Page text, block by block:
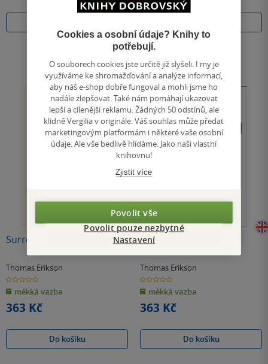
Surrounded by Idiots
Thomas Erikson
0.0
z
5
hvězdiček
měkká vazba
363 Kč
Do košíku
Surrounded by Liars
Thomas Erikson
0.0
z
5
hvězdiček
měkká vazba
363 Kč
Do košíku
Cookies a osobní údaje? Knihy to
potřebují.
O souborech cookies jste určitě již slyšeli. I my je
využíváme ke shromažďování a analýze informací,
aby náš e-shop dobře fungoval a mohli jsme ho
nadále zlepšovat. Také nám pomáhají ukazovat
lepší a cílenější reklamu. Žádných 50 odstínů, ale
klidně Vergilia v originále. Váš souhlas může předat
marketingovým platformám i některé vaše osobní
údaje. Ale vše bedlivě hlídáme. Jako naši vlastní
knihovnu!
Zjistit více
Povolit vše
Povolit pouze nezbytné
Nastavení